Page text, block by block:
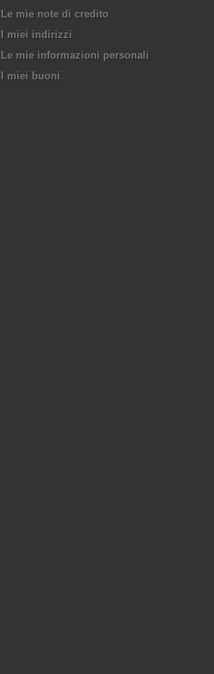
Le mie note di credito
I miei indirizzi
Le mie informazioni personali
I miei buoni